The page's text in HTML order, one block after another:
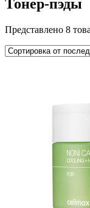
Тонер-пэды
Представлено 8